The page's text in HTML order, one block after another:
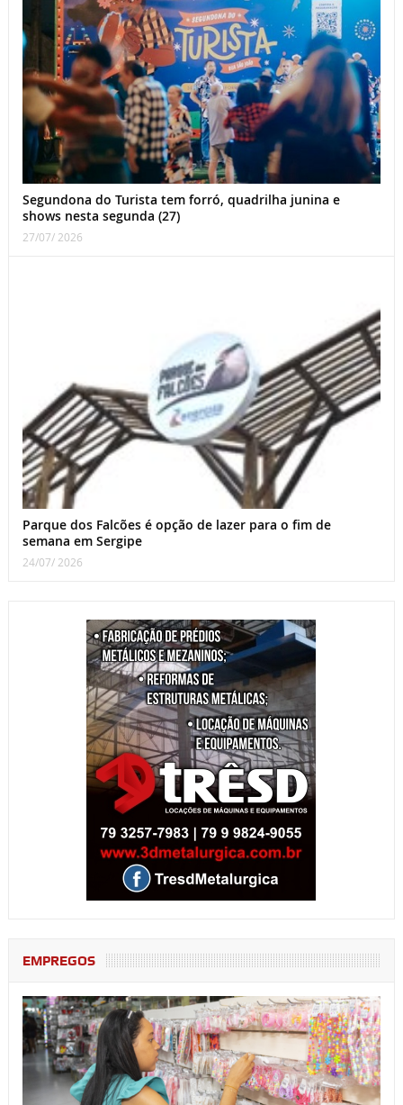
Segundona do Turista tem forró, quadrilha junina e
shows nesta segunda (27)
27/07/ 2026
Parque dos Falcões é opção de lazer para o fim de
semana em Sergipe
24/07/ 2026
EMPREGOS